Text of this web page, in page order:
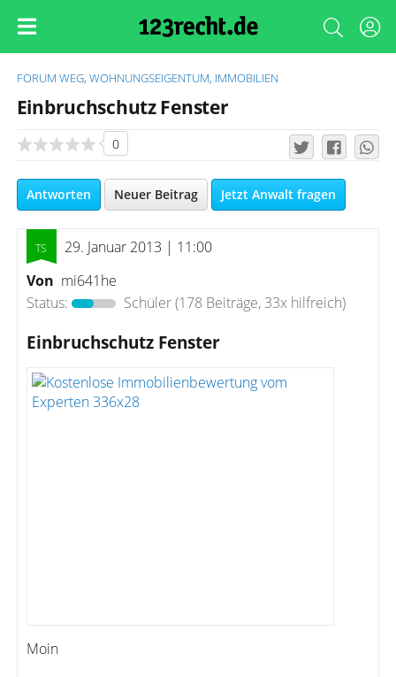
FORUM WEG, WOHNUNGSEIGENTUM, IMMOBILIEN
Einbruchschutz Fenster
0
Antworten Neuer Beitrag Jetzt Anwalt fragen
29. Januar 2013 | 11:00
Von mi641he
Status:
Schüler(178 Beiträge, 33x hilfreich)
Einbruchschutz Fenster
Moin